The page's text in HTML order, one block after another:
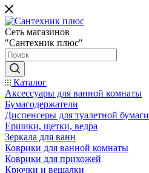
Сеть магазинов
"Сантехник плюс"
Каталог
Аксессуары для ванной комнаты
Бумагодержатели
Диспенсеры для туалетной бумаги
Ершики, щетки, ведра
Зеркала для ванн
Коврики для ванной комнаты
Коврики для прихожей
Крючки и вешалки